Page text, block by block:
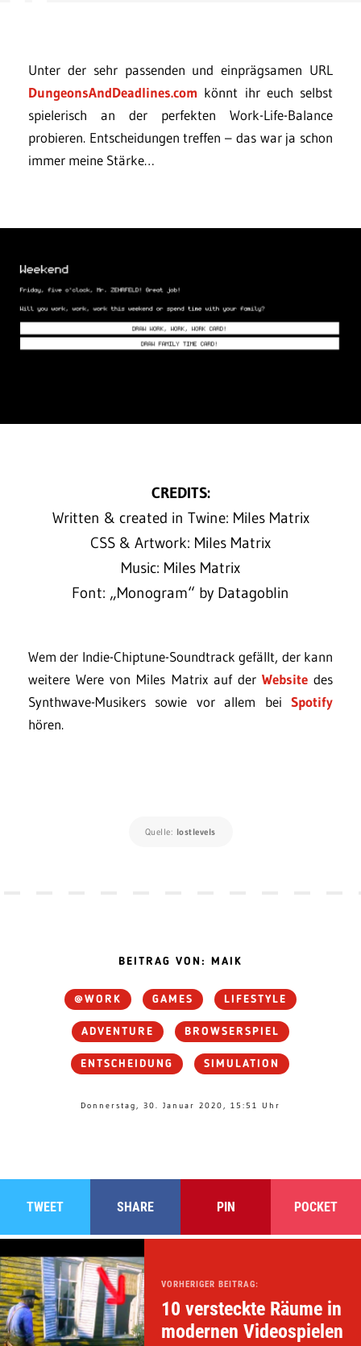
Unter der sehr passenden und einprägsamen URL
DungeonsAndDeadlines.com könnt ihr euch selbst
spielerisch an der perfekten Work-Life-Balance
probieren. Entscheidungen treffen – das war ja schon
immer meine Stärke…
CREDITS:
Written & created in Twine: Miles Matrix
CSS & Artwork: Miles Matrix
Music: Miles Matrix
Font: „Monogram“ by Datagoblin
Wem der Indie-Chiptune-Soundtrack gefällt, der kann
weitere Were von Miles Matrix auf der Websitedes
Synthwave-Musikers sowie vor allem bei Spotify
hören.
Quelle: lostlevels
BEITRAG VON: MAIK
@WORK GAMES LIFESTYLE
ADVENTURE BROWSERSPIEL
ENTSCHEIDUNG SIMULATION
Donnerstag, 30. Januar 2020, 15:51 Uhr
TWEET SHARE PIN POCKET
VORHERIGER BEITRAG:
10 versteckte Räume in
modernen Videospielen